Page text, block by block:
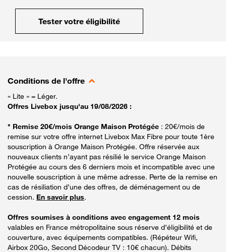
Tester votre éligibilité
Conditions de l'offre
« Lite » = Léger.
Offres Livebox jusqu'au 19/08/2026 :
* Remise 20€/mois Orange Maison Protégée : 20€/mois de
remise sur votre offre internet Livebox Max Fibre pour toute 1ère
souscription à Orange Maison Protégée. Offre réservée aux
nouveaux clients n’ayant pas résilié le service Orange Maison
Protégée au cours des 6 derniers mois et incompatible avec une
nouvelle souscription à une même adresse. Perte de la remise en
cas de résiliation d’une des offres, de déménagement ou de
cession. En savoir plus.
Offres soumises à conditions avec engagement 12 mois
valables en France métropolitaine sous réserve d’éligibilité et de
couverture, avec équipements compatibles. (Répéteur Wifi,
Airbox 20Go, Second Décodeur TV : 10€ chacun). Débits